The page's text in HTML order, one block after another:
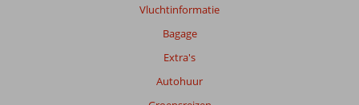
Vluchtinformatie
Bagage
Extra's
Autohuur